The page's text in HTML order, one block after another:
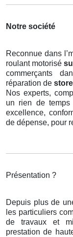
Notre société
Reconnue dans
roulant motorisé
commerçants
réparation de
Nos experts,
un rien de temps
excellence,
de dépense, pour
Présentation ?
Depuis plus de
les particuliers
de travaux et
prestation de